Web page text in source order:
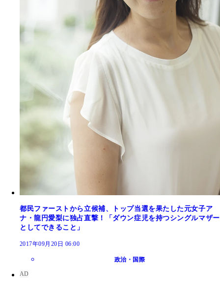
都民ファーストから立候補、トップ当選を果たした元女子ア
ナ・龍円愛梨に独占直撃！「ダウン症児を持つシングルマザー
としてできること」
2017年09月20日 06:00
政治・国際